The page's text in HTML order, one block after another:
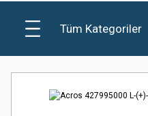
Tüm Kategoriler